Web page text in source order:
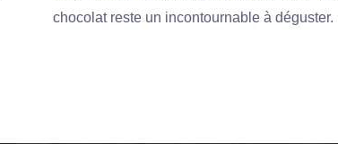
chocolat reste un incontournable à déguster.